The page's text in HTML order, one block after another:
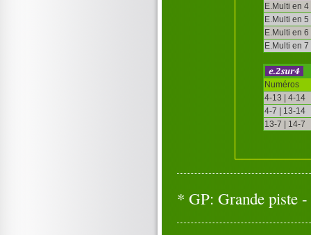
E.Multi en 4
E.Multi en 5
E.Multi en 6
E.Multi en 7
Numéros
4-13 | 4-14
4-7 | 13-14
13-7 | 14-7
* GP: Grande piste